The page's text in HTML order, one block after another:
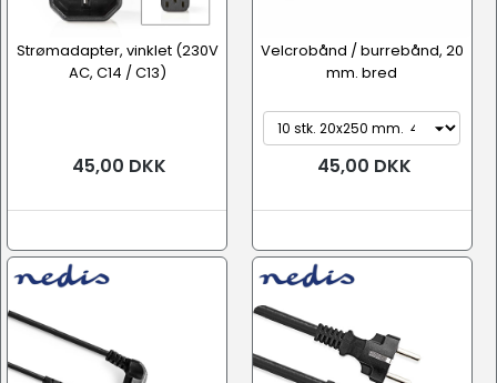
Strømadapter, vinklet (230V
AC, C14 / C13)
45,00 DKK
Velcrobånd / burrebånd, 20
mm. bred
45,00 DKK